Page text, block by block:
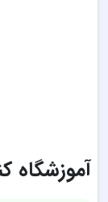
آموزشگاه